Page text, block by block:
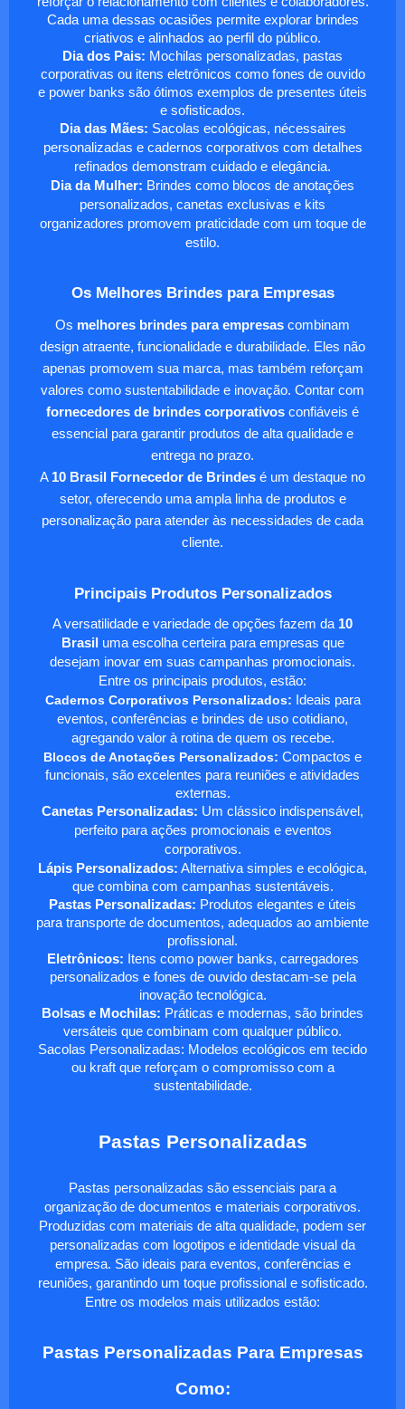
Cada uma dessas ocasiões permite explorar brindes
criativos e alinhados ao perfil do público.
Dia dos Pais: Mochilas personalizadas, pastas
corporativas ou itens eletrônicos como fones de ouvido
e power banks são ótimos exemplos de presentes úteis
e sofisticados.
Dia das Mães: Sacolas ecológicas, nécessaires
personalizadas e cadernos corporativos com detalhes
refinados demonstram cuidado e elegância.
Dia da Mulher: Brindes como blocos de anotações
personalizados, canetas exclusivas e kits
organizadores promovem praticidade com um toque de
estilo.
Os Melhores Brindes para Empresas
Os melhores brindes para empresas combinam
design atraente, funcionalidade e durabilidade. Eles não
apenas promovem sua marca, mas também reforçam
valores como sustentabilidade e inovação. Contar com
fornecedores de brindes corporativos confiáveis é
essencial para garantir produtos de alta qualidade e
entrega no prazo.
A 10 Brasil Fornecedor de Brindes é um destaque no
setor, oferecendo uma ampla linha de produtos e
personalização para atender às necessidades de cada
cliente.
Principais Produtos Personalizados
A versatilidade e variedade de opções fazem da 10
Brasil uma escolha certeira para empresas que
desejam inovar em suas campanhas promocionais.
Entre os principais produtos, estão:
Cadernos Corporativos Personalizados: Ideais para
eventos, conferências e brindes de uso cotidiano,
agregando valor à rotina de quem os recebe.
Blocos de Anotações Personalizados: Compactos e
funcionais, são excelentes para reuniões e atividades
externas.
Canetas Personalizadas: Um clássico indispensável,
perfeito para ações promocionais e eventos
corporativos.
Lápis Personalizados: Alternativa simples e ecológica,
que combina com campanhas sustentáveis.
Pastas Personalizadas: Produtos elegantes e úteis
para transporte de documentos, adequados ao ambiente
profissional.
Eletrônicos: Itens como power banks, carregadores
personalizados e fones de ouvido destacam-se pela
inovação tecnológica.
Bolsas e Mochilas: Práticas e modernas, são brindes
versáteis que combinam com qualquer público.
Sacolas Personalizadas: Modelos ecológicos em tecido
ou kraft que reforçam o compromisso com a
sustentabilidade.
Pastas Personalizadas
Pastas personalizadas são essenciais para a
organização de documentos e materiais corporativos.
Produzidas com materiais de alta qualidade, podem ser
personalizadas com logotipos e identidade visual da
empresa. São ideais para eventos, conferências e
reuniões, garantindo um toque profissional e sofisticado.
Entre os modelos mais utilizados estão:
Pastas Personalizadas Para Empresas
Como: